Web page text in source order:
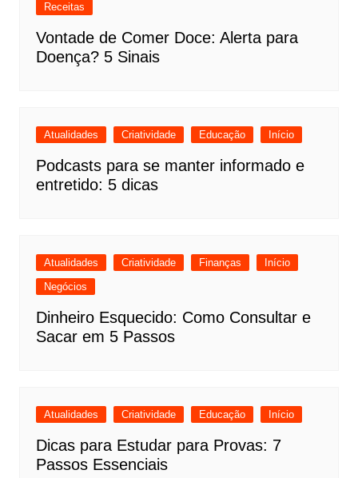
Receitas
Vontade de Comer Doce: Alerta para
Doença? 5 Sinais
Atualidades Criatividade Educação Início
Podcasts para se manter informado e
entretido: 5 dicas
Atualidades Criatividade Finanças
Início
Negócios
Dinheiro Esquecido: Como Consultar e
Sacar em 5 Passos
Atualidades Criatividade Educação Início
Dicas para Estudar para Provas: 7
Passos Essenciais